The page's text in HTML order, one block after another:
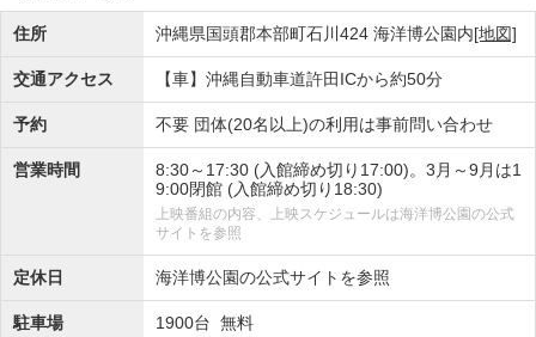
住所 沖縄県国頭郡本部町石川424 海洋博公園内[地図]
交通アクセス 【車】沖縄自動車道許田ICから約50分
予約 不要 団体(20名以上)の利用は事前問い合わせ
営業時間
8:30～17:30 (入館締め切り17:00)。3月～9月は1
9:00閉館 (入館締め切り18:30)
上映番組の内容、上映スケジュールは海洋博公園の公式
サイトを参照
定休日 海洋博公園の公式サイトを参照
駐車場 1900台 無料